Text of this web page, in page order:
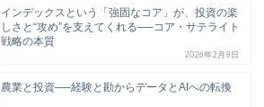
インデックスという「強固なコア」が、投資の楽
しさと“攻め”を支えてくれる──コア・サテライト
戦略の本質
2026年2月8日
農業と投資──経験と勘からデータとAIへの転換